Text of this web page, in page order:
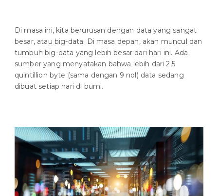
Di masa ini, kita berurusan dengan data yang sangat
besar, atau big-data. Di masa depan, akan muncul dan
tumbuh big-data yang lebih besar dari hari ini. Ada
sumber yang menyatakan bahwa lebih dari 2,5
quintillion byte (sama dengan 9 nol) data sedang
dibuat setiap hari di bumi.